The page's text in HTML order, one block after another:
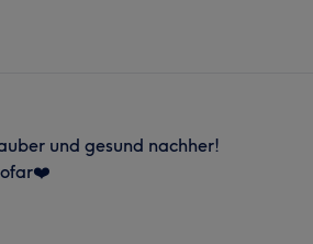
und gesund nachher!